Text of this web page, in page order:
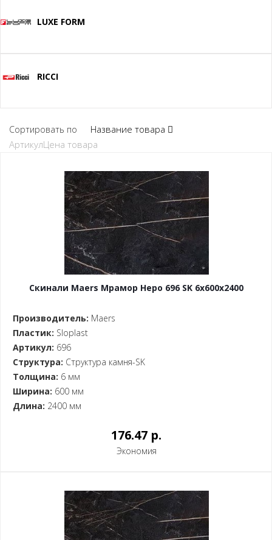
LUXE FORM
RICCI
Сортировать по
Название товара
АртикулЦена товара
Скинали Maers Мрамор Неро 696 SK 6x600x2400
Производитель: Maers
Пластик: Sloplast
Артикул: 696
Структура: Структура камня-SK
Толщина: 6 мм
Ширина: 600 мм
Длина: 2400 мм
176.47 p.
Экономия